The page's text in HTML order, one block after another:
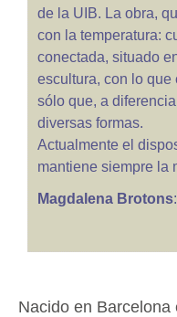
de la UIB. La obra,
con la temperatura:
conectada, situado
escultura, con lo que
sólo que, a
diversas formas.
Actualmente el
mantiene siempre la
Magdalena Brotons:
Nacido en